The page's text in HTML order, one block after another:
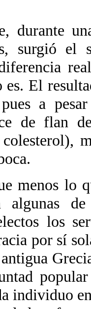
durante
surgió el
es. El
a
de flan
menos lo
algunas
los
por sí
individuo